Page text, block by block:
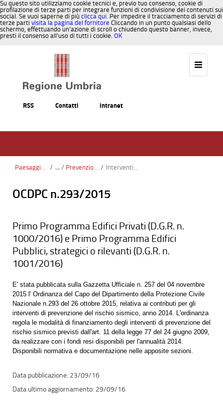
Su questo sito utilizziamo cookie tecnici e, previo tuo consenso, cookie di
profilazione di terze parti per integrare funzioni di condivisione dei contenuti sui
social. Se vuoi saperne di più clicca qui. Per impedire il tracciamento di servizi di
terze parti visita la pagina del fornitore Cliccando in un punto qualsiasi dello
schermo, effettuando un’azione di scroll o chiudendo questo banner, invece,
presti il consenso all’uso di tutti i cookie. OK
RSS Contatti Intranet
Paesaggio, Territorio, Urbanistica / Prevenzione sismica / Interventi per la prevenzione rischio sismico DGR 452-11
OCDPC n.293/2015
Primo Programma Edifici Privati (D.G.R. n.
1000/2016) e Primo Programma Edifici
Pubblici, strategici o rilevanti (D.G.R. n.
1001/2016)
E' stata pubblicata sulla Gazzetta Ufficiale n. 257 del 04 novembre
2015 l' Ordinanza del Capo del Dipartimento della Protezione Civile
Nazionale n.293 del 26 ottobre 2015, relativa ai contributi per gli
interventi di prevenzione del rischio sismico, anno 2014. L'ordinanza
regola le modalità di finanziamento degli interventi di prevenzione del
rischio sismico previsti dall'art. 11 della legge 77 del 24 giugno 2009,
da realizzare con i fondi resi disponibili per l'annualità 2014.
Disponibili normativa e documentazione nelle apposite sezioni.
23/09/16
29/09/16